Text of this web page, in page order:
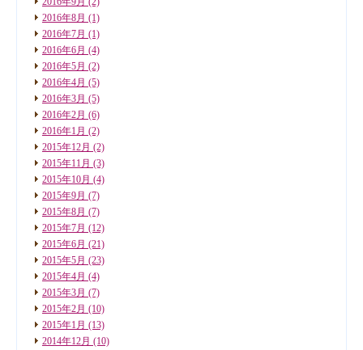
2016年8月 (1)
2016年7月 (1)
2016年6月 (4)
2016年5月 (2)
2016年4月 (5)
2016年3月 (5)
2016年2月 (6)
2016年1月 (2)
2015年12月 (2)
2015年11月 (3)
2015年10月 (4)
2015年9月 (7)
2015年8月 (7)
2015年7月 (12)
2015年6月 (21)
2015年5月 (23)
2015年4月 (4)
2015年3月 (7)
2015年2月 (10)
2015年1月 (13)
2014年12月 (10)